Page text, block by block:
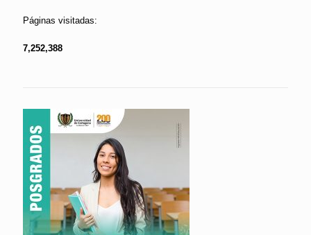
Páginas visitadas:
7,252,388